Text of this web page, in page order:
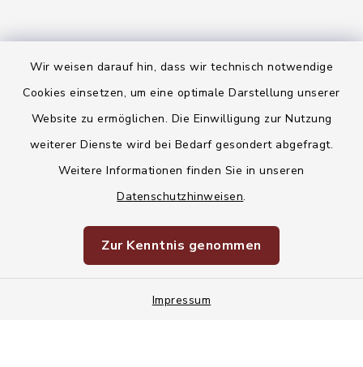
Wir weisen darauf hin, dass wir technisch notwendige
Cookies einsetzen, um eine optimale Darstellung unserer
Website zu ermöglichen. Die Einwilligung zur Nutzung
weiterer Dienste wird bei Bedarf gesondert abgefragt.
Weitere Informationen finden Sie in unseren
Datenschutzhinweisen.
Zur Kenntnis genommen
Impressum
Kontakt
Datenschutz
Sitemap